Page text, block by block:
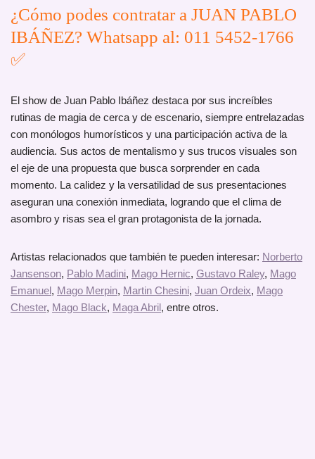
¿Cómo podes contratar a JUAN PABLO
IBÁÑEZ? Whatsapp al: 011 5452-1766
✅
El show de Juan Pablo Ibáñez destaca por sus increíbles
rutinas de magia de cerca y de escenario, siempre entrelazadas
con monólogos humorísticos y una participación activa de la
audiencia. Sus actos de mentalismo y sus trucos visuales son
el eje de una propuesta que busca sorprender en cada
momento. La calidez y la versatilidad de sus presentaciones
aseguran una conexión inmediata, logrando que el clima de
asombro y risas sea el gran protagonista de la jornada.
Artistas relacionados que también te pueden interesar: Norberto
Jansenson, Pablo Madini, Mago Hernic, Gustavo Raley, Mago
Emanuel, Mago Merpin, Martin Chesini, Juan Ordeix, Mago
Chester, Mago Black, Maga Abril, entre otros.